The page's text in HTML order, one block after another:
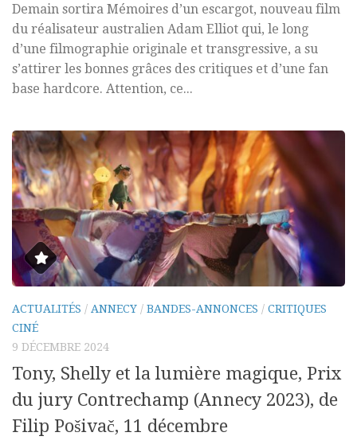
Demain sortira Mémoires d’un escargot, nouveau film
du réalisateur australien Adam Elliot qui, le long
d’une filmographie originale et transgressive, a su
s’attirer les bonnes grâces des critiques et d’une fan
base hardcore. Attention, ce...
ACTUALITÉS / ANNECY / BANDES-ANNONCES / CRITIQUES
CINÉ
9 DÉCEMBRE 2024
Tony, Shelly et la lumière magique, Prix
du jury Contrechamp (Annecy 2023), de
Filip Pošivač, 11 décembre